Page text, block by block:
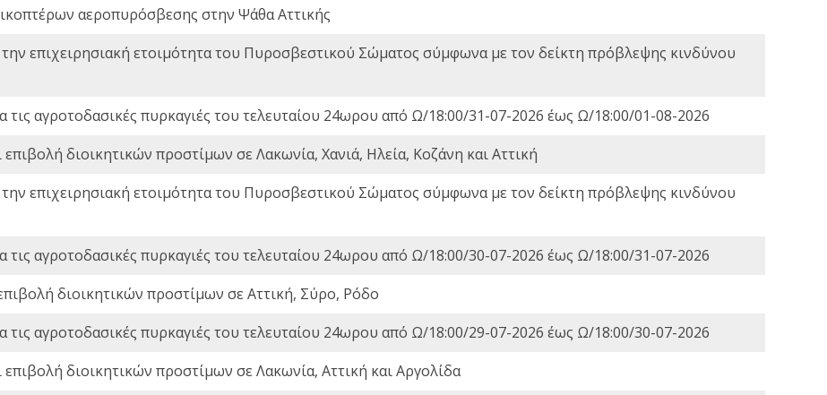
αεροπυρόσβεσης στην Ψάθα Αττικής
επιχειρησιακή ετοιμότητα του Πυροσβεστικού Σώματος σύμφωνα με τον δείκτη πρόβλεψης κινδύνου
τις αγροτοδασικές πυρκαγιές του τελευταίου 24ωρου από Ω/18:00/31-07-2026 έως Ω/18:00/01-08-2026
επιβολή διοικητικών προστίμων σε Λακωνία, Χανιά, Ηλεία, Κοζάνη και Αττική
επιχειρησιακή ετοιμότητα του Πυροσβεστικού Σώματος σύμφωνα με τον δείκτη πρόβλεψης κινδύνου
τις αγροτοδασικές πυρκαγιές του τελευταίου 24ωρου από Ω/18:00/30-07-2026 έως Ω/18:00/31-07-2026
διοικητικών προστίμων σε Αττική, Σύρο, Ρόδο
τις αγροτοδασικές πυρκαγιές του τελευταίου 24ωρου από Ω/18:00/29-07-2026 έως Ω/18:00/30-07-2026
επιβολή διοικητικών προστίμων σε Λακωνία, Αττική και Αργολίδα